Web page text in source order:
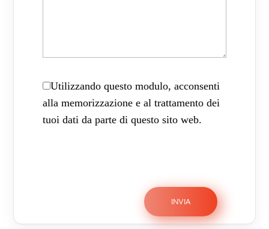
Utilizzando questo modulo, acconsenti
alla memorizzazione e al trattamento dei
tuoi dati da parte di questo sito web.